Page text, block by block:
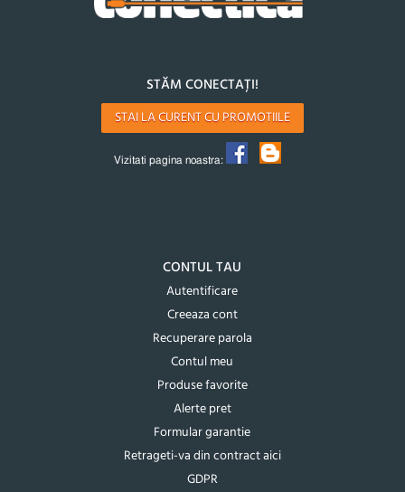
STĂM CONECTAȚI!
STAI LA CURENT CU PROMOTIILE
Vizitati pagina noastra:
CONTUL TAU
Autentificare
Creeaza cont
Recuperare parola
Contul meu
Produse favorite
Alerte pret
Formular garantie
Retrageti-va din contract aici
GDPR